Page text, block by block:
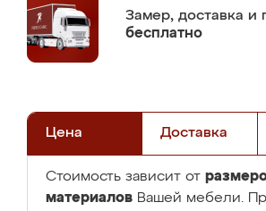
Замер, доставка и
бесплатно
Цена Доставка
Стоимость зависит от
материалов Вашей мебели.